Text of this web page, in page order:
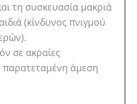
τη συσκευασία μακριά
(κίνδυνος πνιγμού
σε ακραίες
παρατεταμένη άμεση